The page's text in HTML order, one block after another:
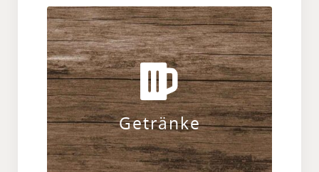
Getränke
Ob kurz oder lang, ob hell oder dunkel,
mit oder ohne Alkohol – wir stillen
jeden Durst.
ZUR KARTE